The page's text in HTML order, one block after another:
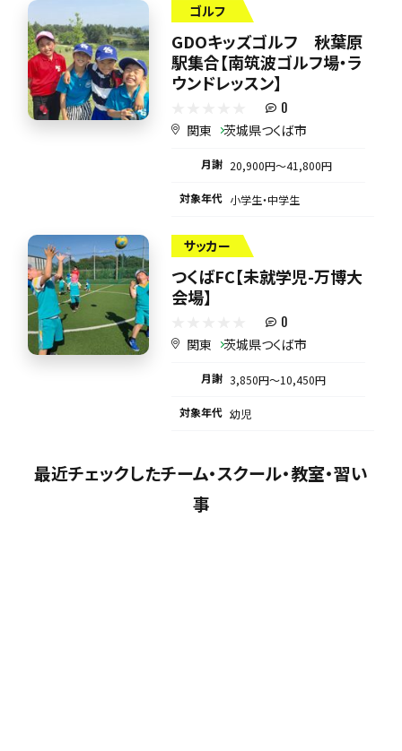
ゴルフ
GDOキッズゴルフ 秋葉原
駅集合【南筑波ゴルフ場・ラ
ウンドレッスン】
0
関東 茨城県つくば市
月謝 20,900円〜41,800円
対象年代 小学生・中学生
サッカー
つくばFC【未就学児-万博大
会場】
0
関東 茨城県つくば市
月謝 3,850円〜10,450円
対象年代 幼児
最近チェックしたチーム・スクール・教室・習い
事